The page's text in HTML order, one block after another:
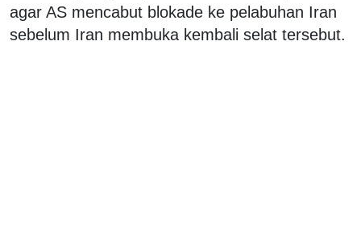
agar AS mencabut blokade ke pelabuhan Iran
sebelum Iran membuka kembali selat tersebut.